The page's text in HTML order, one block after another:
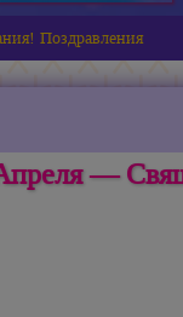
Поздравления
—